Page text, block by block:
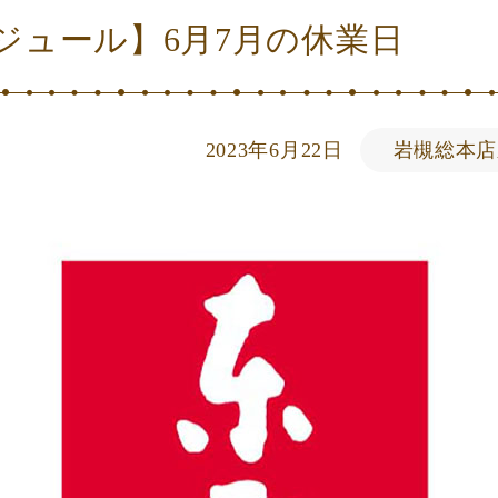
ュール】6月7月の休業日
2023年6月22日 岩槻総本